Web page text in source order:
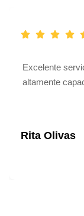
Excelente
altamente
Rita Olivas